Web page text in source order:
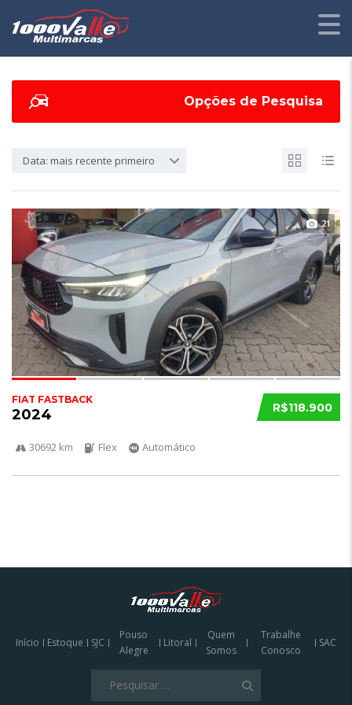
Opções de Pesquisa
Data: mais recente primeiro
21
R$118.900
FIAT FASTBACK
2024
30692 km Flex Automático
Início Estoque SJC
Pouso
Alegre
Litoral
Quem
Somos
Trabalhe
Conosco
SAC